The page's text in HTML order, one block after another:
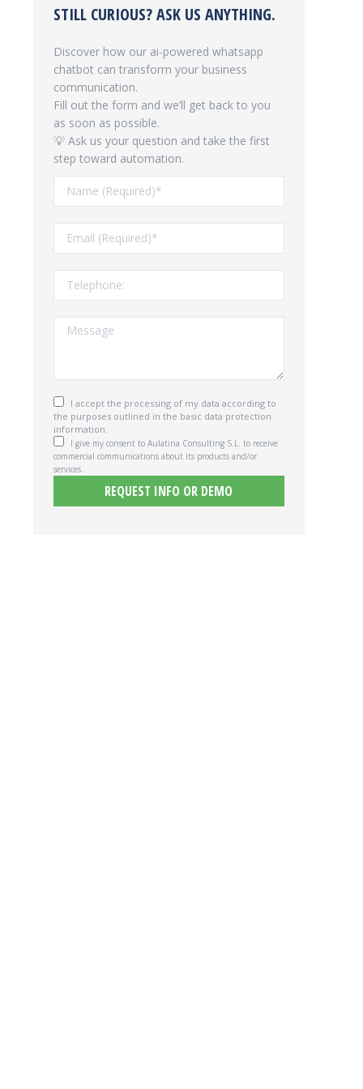
STILL CURIOUS? ASK US ANYTHING.
Discover how our ai-powered whatsapp
chatbot can transform your business
communication.
Fill out the form and we’ll get back to you
as soon as possible.
💡 Ask us your question and take the first
step toward automation.
I accept the processing of my data according to
the purposes outlined in the basic data protection
information.
I give my consent to Aulatina Consulting S.L. to receive
commercial communications about its products and/or
services.